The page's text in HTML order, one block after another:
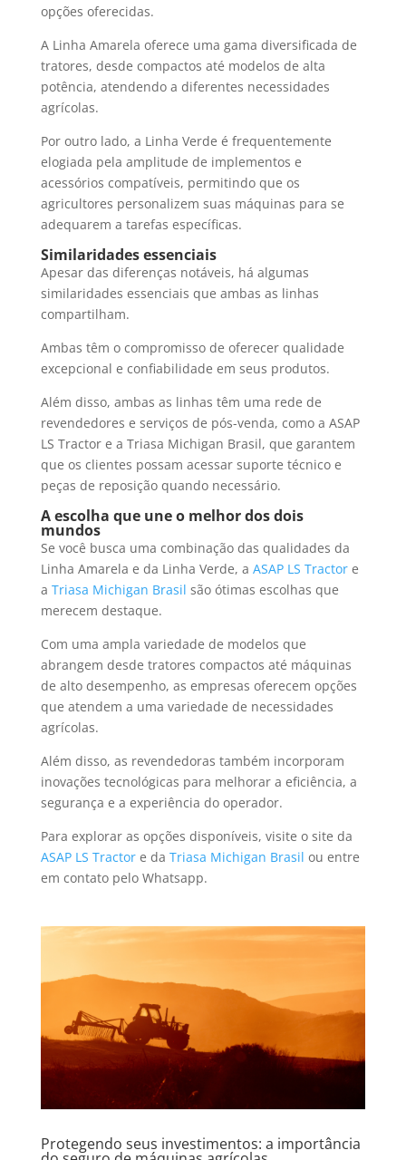
opções oferecidas.
A Linha Amarela oferece uma gama diversificada de
tratores, desde compactos até modelos de alta
potência, atendendo a diferentes necessidades
agrícolas.
Por outro lado, a Linha Verde é frequentemente
elogiada pela amplitude de implementos e
acessórios compatíveis, permitindo que os
agricultores personalizem suas máquinas para se
adequarem a tarefas específicas.
Similaridades essenciais
Apesar das diferenças notáveis, há algumas
similaridades essenciais que ambas as linhas
compartilham.
Ambas têm o compromisso de oferecer qualidade
excepcional e confiabilidade em seus produtos.
Além disso, ambas as linhas têm uma rede de
revendedores e serviços de pós-venda, como a ASAP
LS Tractor e a Triasa Michigan Brasil, que garantem
que os clientes possam acessar suporte técnico e
peças de reposição quando necessário.
A escolha que une o melhor dos dois
mundos
Se você busca uma combinação das qualidades da
Linha Amarela e da Linha Verde, a ASAP LS Tractore
a Triasa Michigan Brasil são ótimas escolhas que
merecem destaque.
Com uma ampla variedade de modelos que
abrangem desde tratores compactos até máquinas
de alto desempenho, as empresas oferecem opções
que atendem a uma variedade de necessidades
agrícolas.
Além disso, as revendedoras também incorporam
inovações tecnológicas para melhorar a eficiência, a
segurança e a experiência do operador.
Para explorar as opções disponíveis, visite o site da
ASAP LS Tractore da Triasa Michigan Brasil ou entre
em contato pelo Whatsapp.
Protegendo seus investimentos: a importância